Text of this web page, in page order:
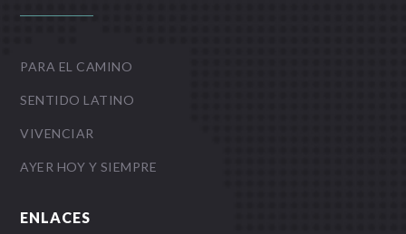
PARA EL CAMINO
SENTIDO LATINO
VIVENCIAR
AYER HOY Y SIEMPRE
ENLACES